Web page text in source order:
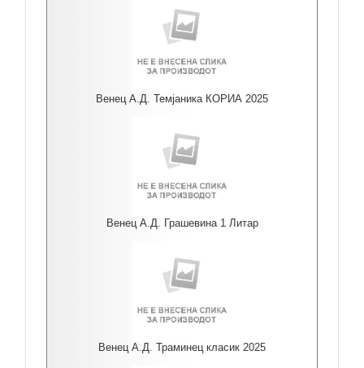
Венец А.Д. Темјаника КОРИА 2025
Венец А.Д. Грашевина 1 Литар
Венец А.Д. Траминец класик 2025